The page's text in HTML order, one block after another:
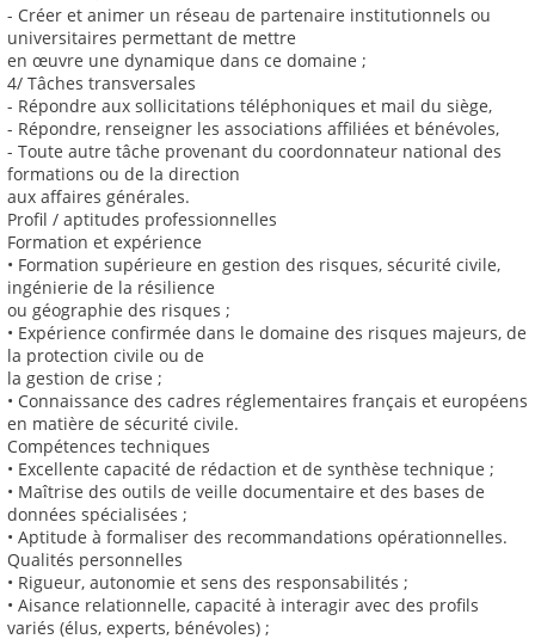
- Créer et animer un réseau de partenaire institutionnels ou
universitaires permettant de mettre
en œuvre une dynamique dans ce domaine ;
4/ Tâches transversales
- Répondre aux sollicitations téléphoniques et mail du siège,
- Répondre, renseigner les associations affiliées et bénévoles,
- Toute autre tâche provenant du coordonnateur national des
formations ou de la direction
aux affaires générales.
Profil / aptitudes professionnelles
Formation et expérience
• Formation supérieure en gestion des risques, sécurité civile,
ingénierie de la résilience
ou géographie des risques ;
• Expérience confirmée dans le domaine des risques majeurs, de
la protection civile ou de
la gestion de crise ;
• Connaissance des cadres réglementaires français et européens
en matière de sécurité civile.
Compétences techniques
• Excellente capacité de rédaction et de synthèse technique ;
• Maîtrise des outils de veille documentaire et des bases de
données spécialisées ;
• Aptitude à formaliser des recommandations opérationnelles.
Qualités personnelles
• Rigueur, autonomie et sens des responsabilités ;
• Aisance relationnelle, capacité à interagir avec des profils
variés (élus, experts, bénévoles) ;